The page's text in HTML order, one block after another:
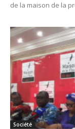
de la maison de la
Société